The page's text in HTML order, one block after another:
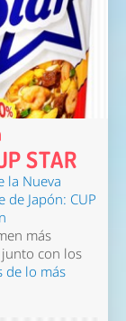
STAR
la Nueva
Japón: CUP
más
con los
de lo más